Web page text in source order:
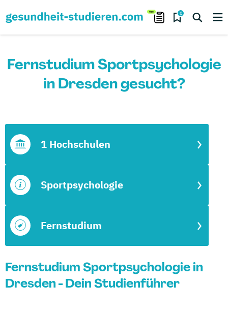
0
Fernstudium Sportpsychologie
in Dresden gesucht?
Fernstudium
Sportpsychologie
1 Hochschulen
Fernstudium Sportpsychologie in
Dresden - Dein Studienführer